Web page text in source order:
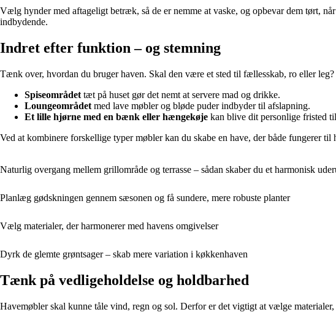
Vælg hynder med aftageligt betræk, så de er nemme at vaske, og opbevar dem tørt,
indbydende.
Indret efter funktion – og stemning
Tænk over, hvordan du bruger haven. Skal den være et sted til fællesskab, ro eller
Spiseområdet tæt på huset gør det nemt at servere mad og drikke.
Loungeområdet med lave møbler og bløde puder indbyder til afslapning.
Et lille hjørne med en bænk eller hængekøje kan blive dit personlige fristed
Ved at kombinere forskellige typer møbler kan du skabe en have, der både fungerer
Naturlig overgang mellem grillområde og terrasse – sådan skaber du et harmonisk
Planlæg gødskningen gennem sæsonen og få sundere, mere robuste planter
Vælg materialer, der harmonerer med havens omgivelser
Dyrk de glemte grøntsager – skab mere variation i køkkenhaven
Tænk på vedligeholdelse og holdbarhed
Havemøbler skal kunne tåle vind, regn og sol. Derfor er det vigtigt at vælge